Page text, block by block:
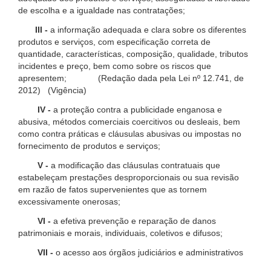
de escolha e a igualdade nas contratações;
III - a informação adequada e clara sobre os diferentes
produtos e serviços, com especificação correta de
quantidade, características, composição, qualidade, tributos
incidentes e preço, bem como sobre os riscos que
apresentem; (Redação dada pela Lei nº 12.741, de
2012) (Vigência)
IV - a proteção contra a publicidade enganosa e
abusiva, métodos comerciais coercitivos ou desleais, bem
como contra práticas e cláusulas abusivas ou impostas no
fornecimento de produtos e serviços;
V - a modificação das cláusulas contratuais que
estabeleçam prestações desproporcionais ou sua revisão
em razão de fatos supervenientes que as tornem
excessivamente onerosas;
VI - a efetiva prevenção e reparação de danos
patrimoniais e morais, individuais, coletivos e difusos;
VII - o acesso aos órgãos judiciários e administrativos